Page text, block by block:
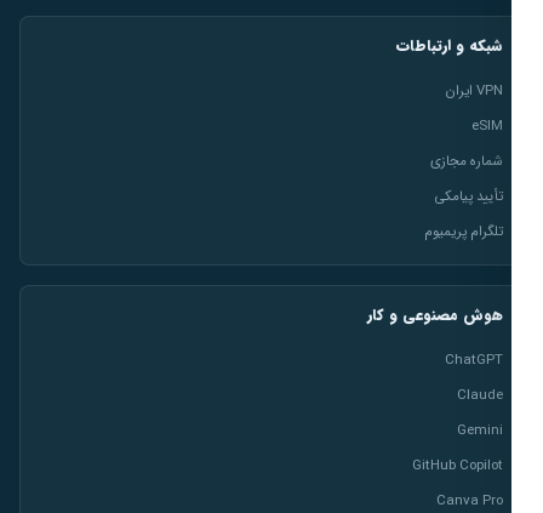
شبکه و ارتباطات
شماره مجازی
تأیید پیامکی
تلگرام پریمیوم
هوش مصنوعی و کار
ChatGPT
Claude
Gemini
GitHub Copilot
Canva Pro